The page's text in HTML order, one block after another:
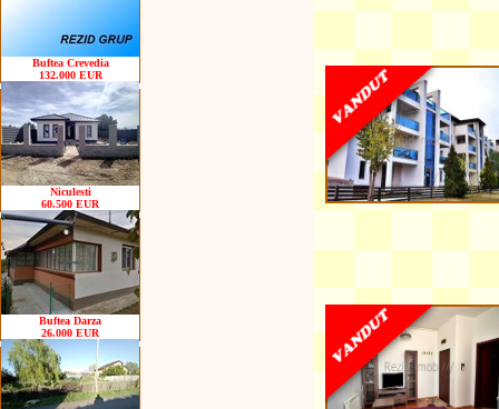
Buftea Crevedia
132.000 EUR
Niculesti
60.500 EUR
Buftea Darza
26.000 EUR